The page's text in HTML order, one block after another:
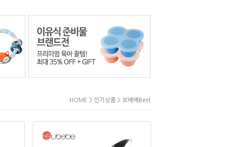
HOME > 인기상품 > 보베베best